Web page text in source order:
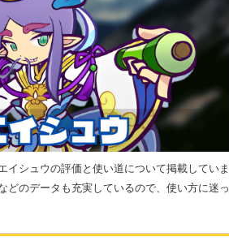
シュウの評価と使い道について掲載してい
どのデータも充実しているので、使い方に迷